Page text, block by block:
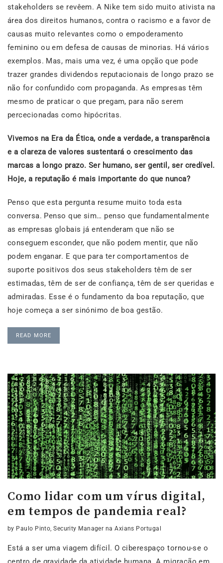
stakeholders se revêem. A Nike tem sido muito ativista na
área dos direitos humanos, contra o racismo e a favor de
causas muito relevantes como o empoderamento
feminino ou em defesa de causas de minorias. Há vários
exemplos. Mas, mais uma vez, é uma opção que pode
trazer grandes dividendos reputacionais de longo prazo se
não for confundido com propaganda. As empresas têm
mesmo de praticar o que pregam, para não serem
percecionadas como hipócritas.
Vivemos na Era da Ética, onde a verdade, a transparência
e a clareza de valores sustentará o crescimento das
marcas a longo prazo. Ser humano, ser gentil, ser credível.
Hoje, a reputação é mais importante do que nunca?
Penso que esta pergunta resume muito toda esta
conversa. Penso que sim… penso que fundamentalmente
as empresas globais já entenderam que não se
conseguem esconder, que não podem mentir, que não
podem enganar. E que para ter comportamentos de
suporte positivos dos seus stakeholders têm de ser
estimadas, têm de ser de confiança, têm de ser queridas e
admiradas. Esse é o fundamento da boa reputação, que
hoje começa a ser sinónimo de boa gestão.
READ MORE
Como lidar com um vírus digital,
em tempos de pandemia real?
by Paulo Pinto, Security Manager na Axians Portugal
Está a ser uma viagem difícil. O ciberespaço tornou-se o